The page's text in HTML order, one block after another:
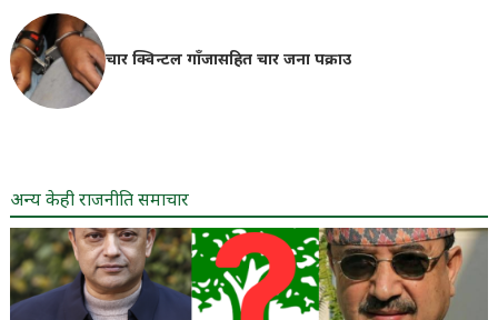
चार क्विन्टल गाँजासहित चार जना पक्राउ
अन्य केही राजनीति समाचार